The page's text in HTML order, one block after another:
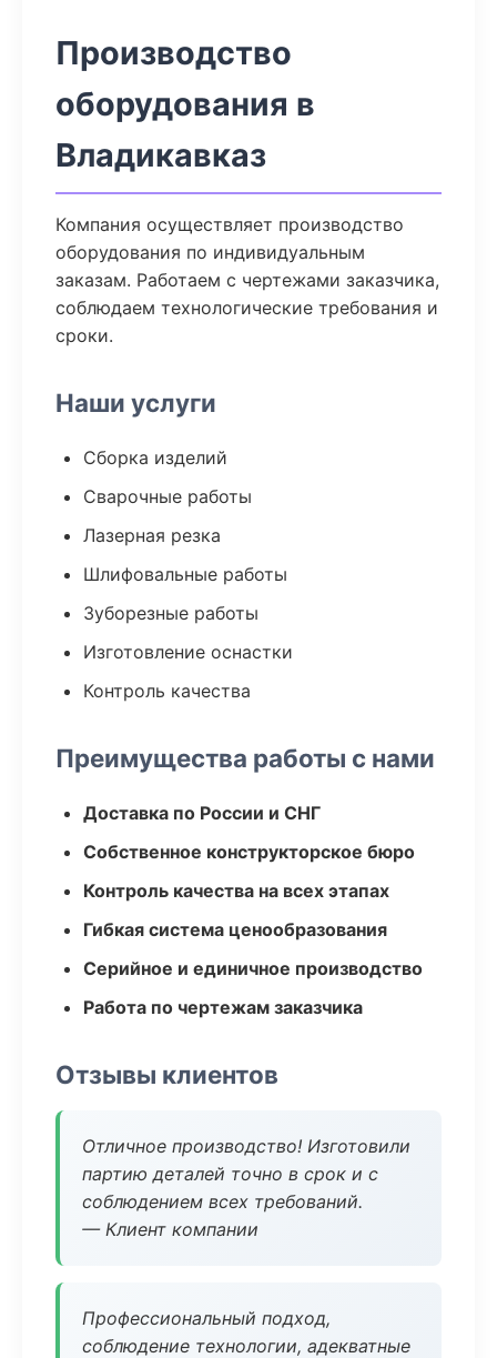
Производство
оборудования в
Владикавказ
Компания осуществляет производство
оборудования по индивидуальным
заказам. Работаем с чертежами заказчика,
соблюдаем технологические требования и
сроки.
Наши услуги
Сборка изделий
Сварочные работы
Лазерная резка
Шлифовальные работы
Зуборезные работы
Изготовление оснастки
Контроль качества
Преимущества работы с нами
Доставка по России и СНГ
Собственное конструкторское бюро
Контроль качества на всех этапах
Гибкая система ценообразования
Серийное и единичное производство
Работа по чертежам заказчика
Отзывы клиентов
Отличное производство! Изготовили
партию деталей точно в срок и с
соблюдением всех требований.
— Клиент компании
Профессиональный подход,
соблюдение технологии, адекватные